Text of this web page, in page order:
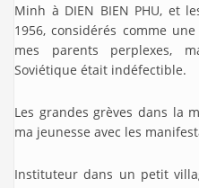
Minh à DIEN BIEN PHU, et
1956, considérés comme
mes parents perplexes,
Soviétique était indéfectible.
Les grandes grèves dans la
ma jeunesse avec les
Instituteur dans un petit